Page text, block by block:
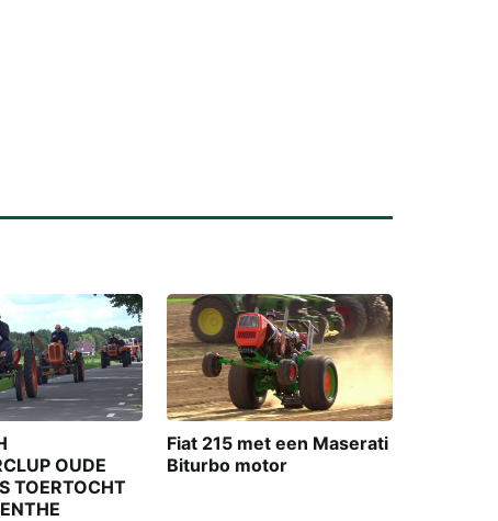
OUDE
TOERTOCHT
Fiat 215 met een Maserati
Biturbo motor